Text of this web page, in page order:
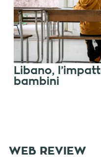
Libano,
bambini
WEB REVIEW